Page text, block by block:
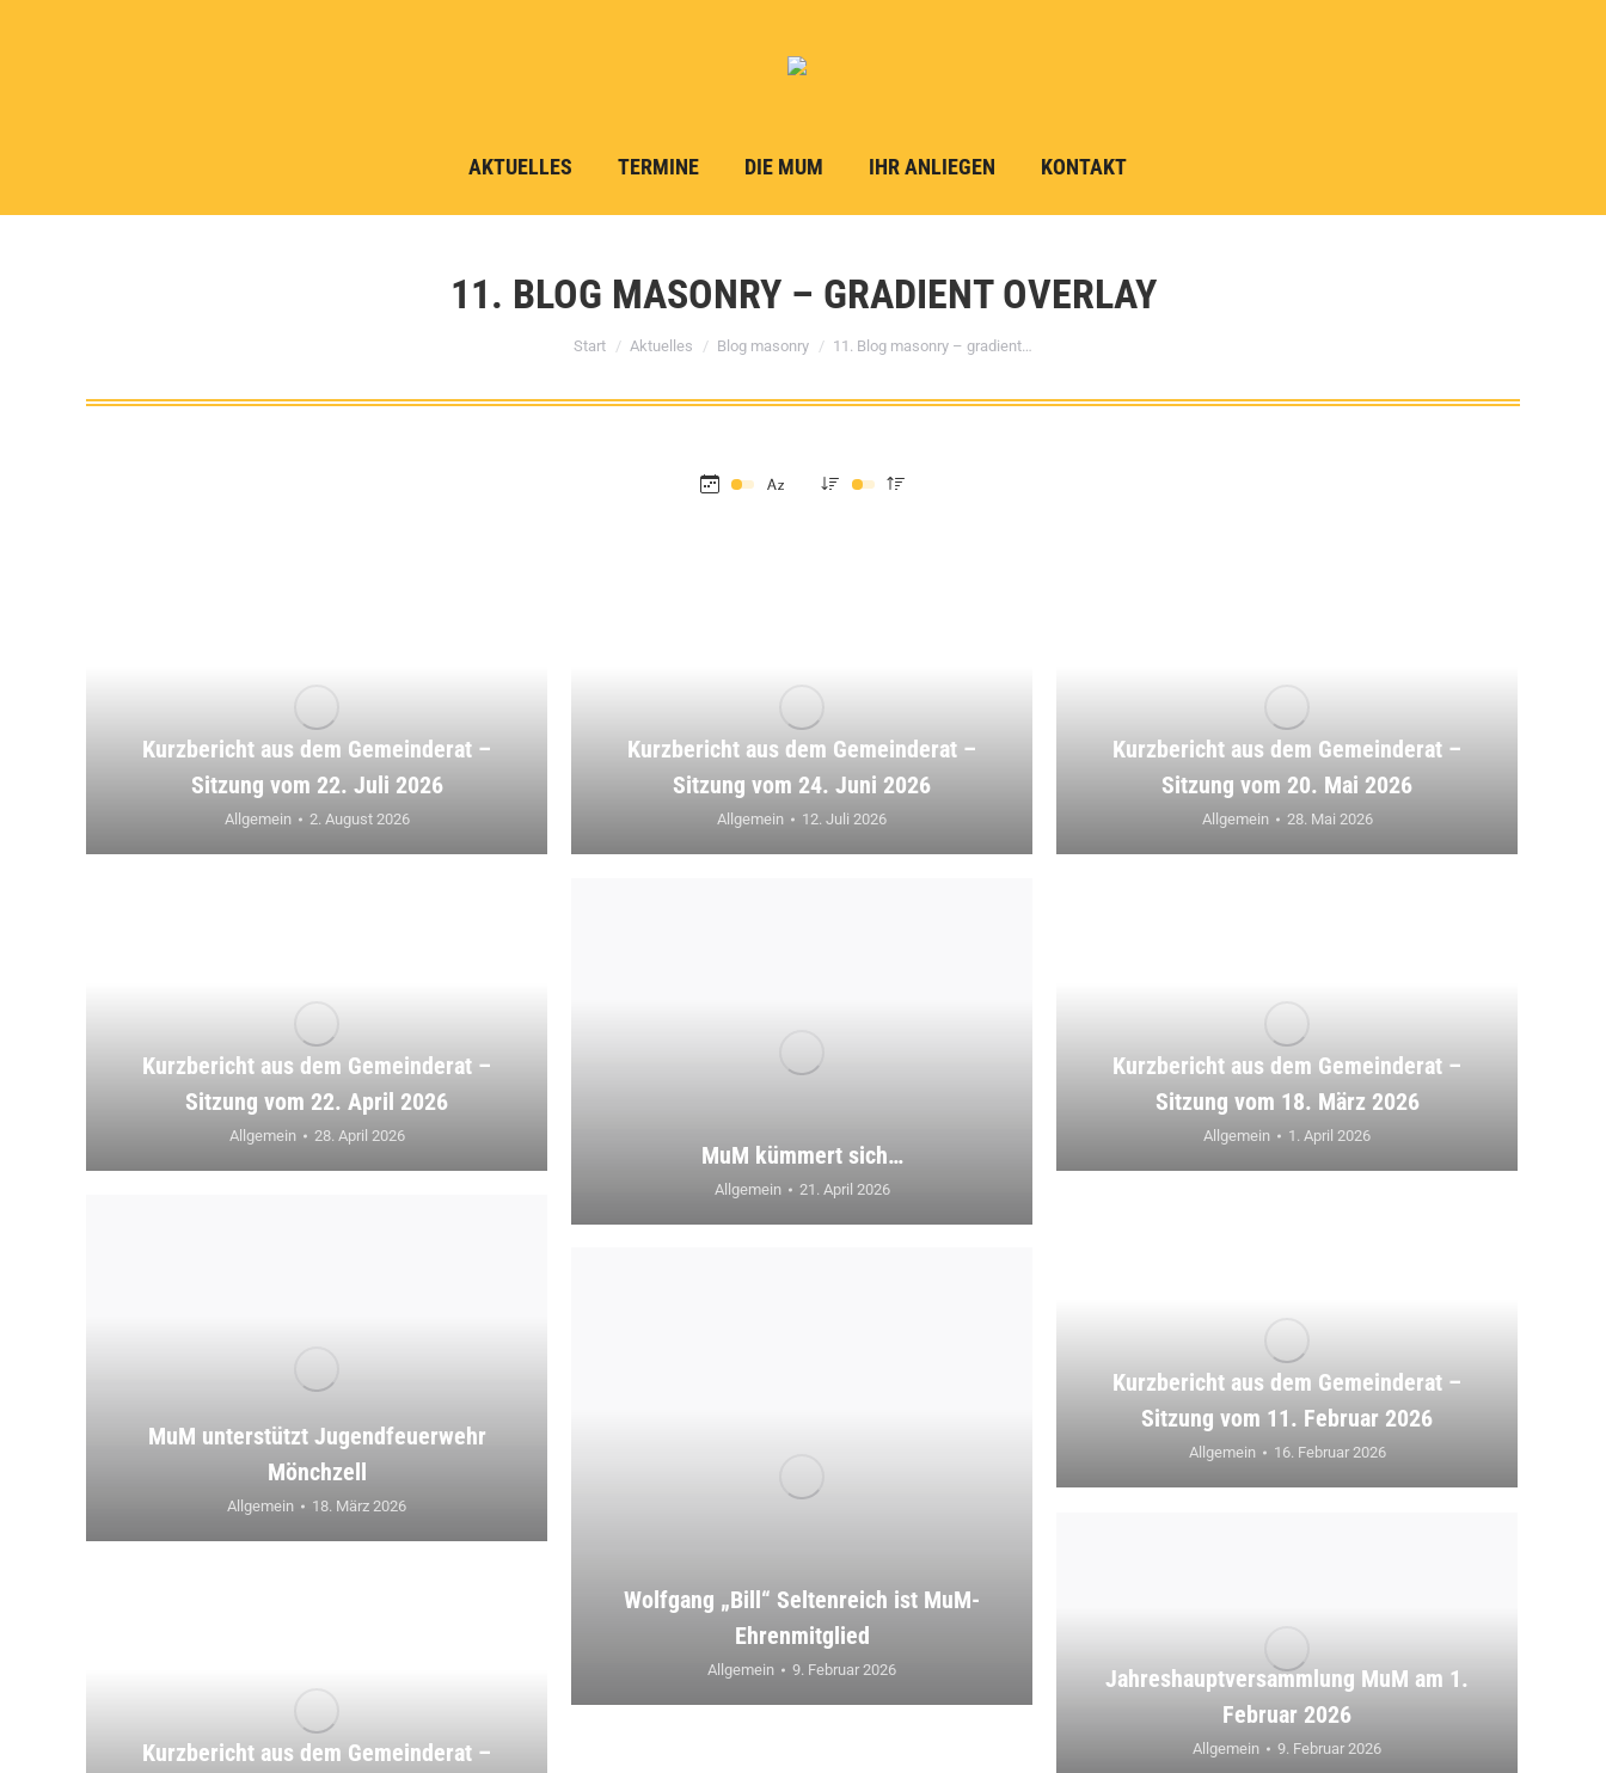
AKTUELLES TERMINE DIE MUM IHR ANLIEGEN KONTAKT
11. BLOG MASONRY – GRADIENT OVERLAY
Sie befinden sich hier:
Start Aktuelles Blog masonry 11. Blog masonry – gradient…
Kurzbericht aus dem Gemeinderat –
Sitzung vom 22. Juli 2026
Allgemein 2. August 2026
Kurzbericht aus dem Gemeinderat –
Sitzung vom 24. Juni 2026
Allgemein 12. Juli 2026
Kurzbericht aus dem Gemeinderat –
Sitzung vom 20. Mai 2026
Allgemein 28. Mai 2026
Kurzbericht aus dem Gemeinderat –
Sitzung vom 22. April 2026
Allgemein 28. April 2026
MuM kümmert sich…
Allgemein 21. April 2026
Kurzbericht aus dem Gemeinderat –
Sitzung vom 18. März 2026
Allgemein 1. April 2026
MuM unterstützt Jugendfeuerwehr
Mönchzell
Allgemein 18. März 2026
Kurzbericht aus dem Gemeinderat –
Sitzung vom 11. Februar 2026
Allgemein 16. Februar 2026
Wolfgang „Bill“ Seltenreich ist MuM-
Ehrenmitglied
Allgemein 9. Februar 2026
Jahreshauptversammlung MuM am 1.
Februar 2026
Allgemein 9. Februar 2026
Kurzbericht aus dem Gemeinderat –